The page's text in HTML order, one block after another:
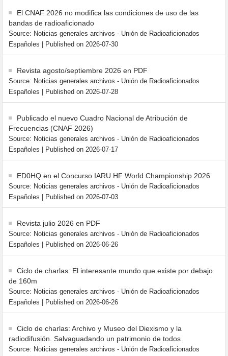
El CNAF 2026 no modifica las condiciones de uso de las
bandas de radioaficionado
Source: Noticias generales archivos - Unión de Radioaficionados
Españoles
Published on 2026-07-30
Revista agosto/septiembre 2026 en PDF
Source: Noticias generales archivos - Unión de Radioaficionados
Españoles
Published on 2026-07-28
Publicado el nuevo Cuadro Nacional de Atribución de
Frecuencias (CNAF 2026)
Source: Noticias generales archivos - Unión de Radioaficionados
Españoles
Published on 2026-07-17
ED0HQ en el Concurso IARU HF World Championship 2026
Source: Noticias generales archivos - Unión de Radioaficionados
Españoles
Published on 2026-07-03
Revista julio 2026 en PDF
Source: Noticias generales archivos - Unión de Radioaficionados
Españoles
Published on 2026-06-26
Ciclo de charlas: El interesante mundo que existe por debajo
de 160m
Source: Noticias generales archivos - Unión de Radioaficionados
Españoles
Published on 2026-06-26
Ciclo de charlas: Archivo y Museo del Diexismo y la
radiodifusión. Salvaguadando un patrimonio de todos
Source: Noticias generales archivos - Unión de Radioaficionados